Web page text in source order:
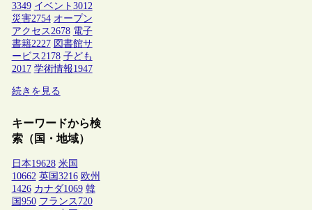
3349 イベント 3012
災害2754 オープン
アクセス2678 電子
書籍2227 図書館サ
ービス2178 子ども
2017 学術情報1947
続きを見る
キーワードから検
索（国・地域）
日本19628 米国
10662 英国 3216 欧州
1426 カナダ1069 韓
国 950 フランス 720